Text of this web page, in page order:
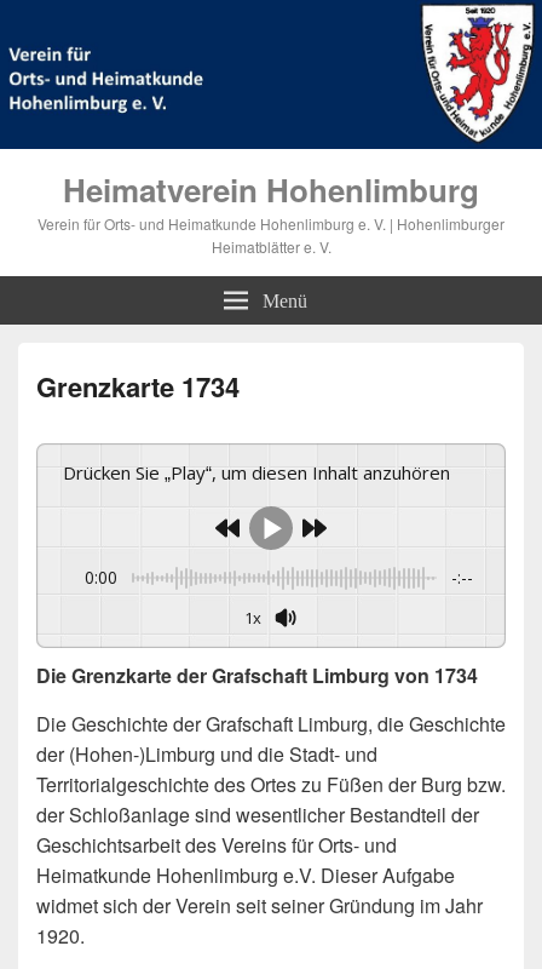
Heimatverein Hohenlimburg
Verein für Orts- und Heimatkunde Hohenlimburg e. V. | Hohenlimburger
Heimatblätter e. V.
Menü
Grenzkarte 1734
Drücken Sie „Play“, um diesen Inhalt anzuhören
0:00 -:--
1x
Die Grenzkarte der Grafschaft Limburg von 1734
Die Geschichte der Grafschaft Limburg, die Geschichte
der (Hohen-)Limburg und die Stadt- und
Territorialgeschichte des Ortes zu Füßen der Burg bzw.
der Schloßanlage sind wesentlicher Bestandteil der
Geschichtsarbeit des Vereins für Orts- und
Heimatkunde Hohenlimburg e.V. Dieser Aufgabe
widmet sich der Verein seit seiner Gründung im Jahr
1920.